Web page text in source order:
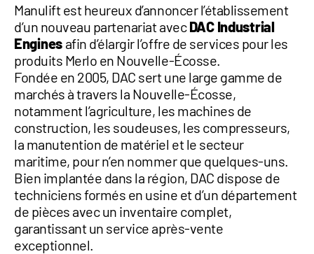
Manulift est heureux d’annoncer l’établissement
d’un nouveau partenariat avecDAC Industrial
Engines afin d’élargir l’offre de services pour les
produits Merlo en Nouvelle-Écosse.
Fondée en 2005, DAC sert une large gamme de
marchés à travers la Nouvelle-Écosse,
notamment l’agriculture, les machines de
construction, les soudeuses, les compresseurs,
la manutention de matériel et le secteur
maritime, pour n’en nommer que quelques-uns.
Bien implantée dans la région, DAC dispose de
techniciens formés en usine et d’un département
de pièces avec un inventaire complet,
garantissant un service après-vente
exceptionnel.